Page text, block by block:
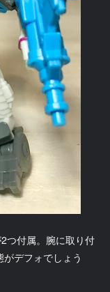
つ付属。腕に取り付
デフォでしょう